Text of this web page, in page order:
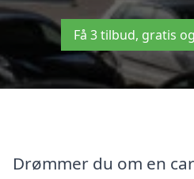
Få 3 tilbud, gratis
Drømmer du om en